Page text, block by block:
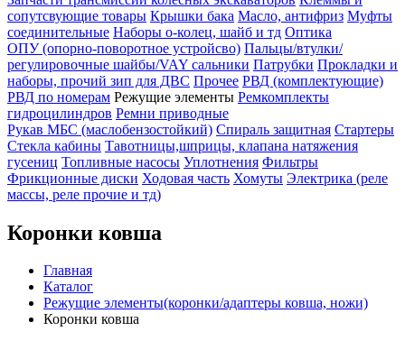
сопутсвующие товары Крышки бака Масло, антифриз Муфты
соединительные Наборы о-колец, шайб и тд Оптика
ОПУ (опорно-поворотное устройсво) Пальцы/втулки/
регулировочные шайбы/VAY сальники Патрубки Прокладки и
наборы, прочий зип для ДВС Прочее РВД (комплектующие)
РВД по номерам Режущие элементы Ремкомплекты
гидроцилиндров Ремни приводные
Рукав МБС (маслобензостойкий) Спираль защитная Стартеры
Стекла кабины Тавотницы,шприцы, клапана натяжения
гусениц Топливные насосы Уплотнения Фильтры
Фрикционные диски Ходовая часть Хомуты Электрика (реле
массы, реле прочие и тд)
Коронки ковша
Главная
Каталог
Режущие элементы(коронки/адаптеры ковша, ножи)
Коронки ковша